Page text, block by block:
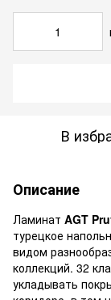
В
Описание
Ламинат AGT
турецкое
видом
коллекций. 32
укладывать